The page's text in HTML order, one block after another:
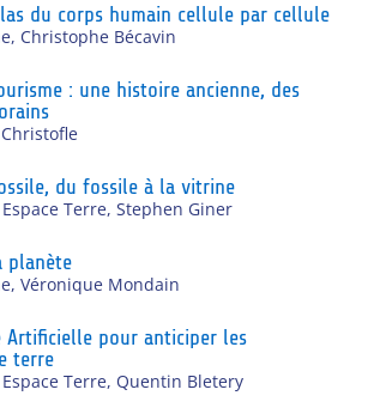
du corps humain cellule par cellule
, Christophe Bécavin
: une histoire ancienne, des
du fossile à la vitrine
Terre,Stephen Giner
planète
,Véronique Mondain
Artificielle pour anticiper les
terre
Terre, Quentin Bletery